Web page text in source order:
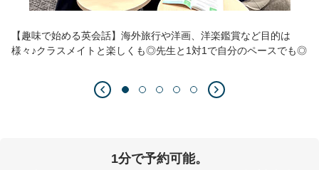
【趣味で始める英会話】海外旅行や洋画、洋楽鑑賞など目的は
様々♪クラスメイトと楽しくも◎先生と1対1で自分のペースでも◎
1分で予約可能。